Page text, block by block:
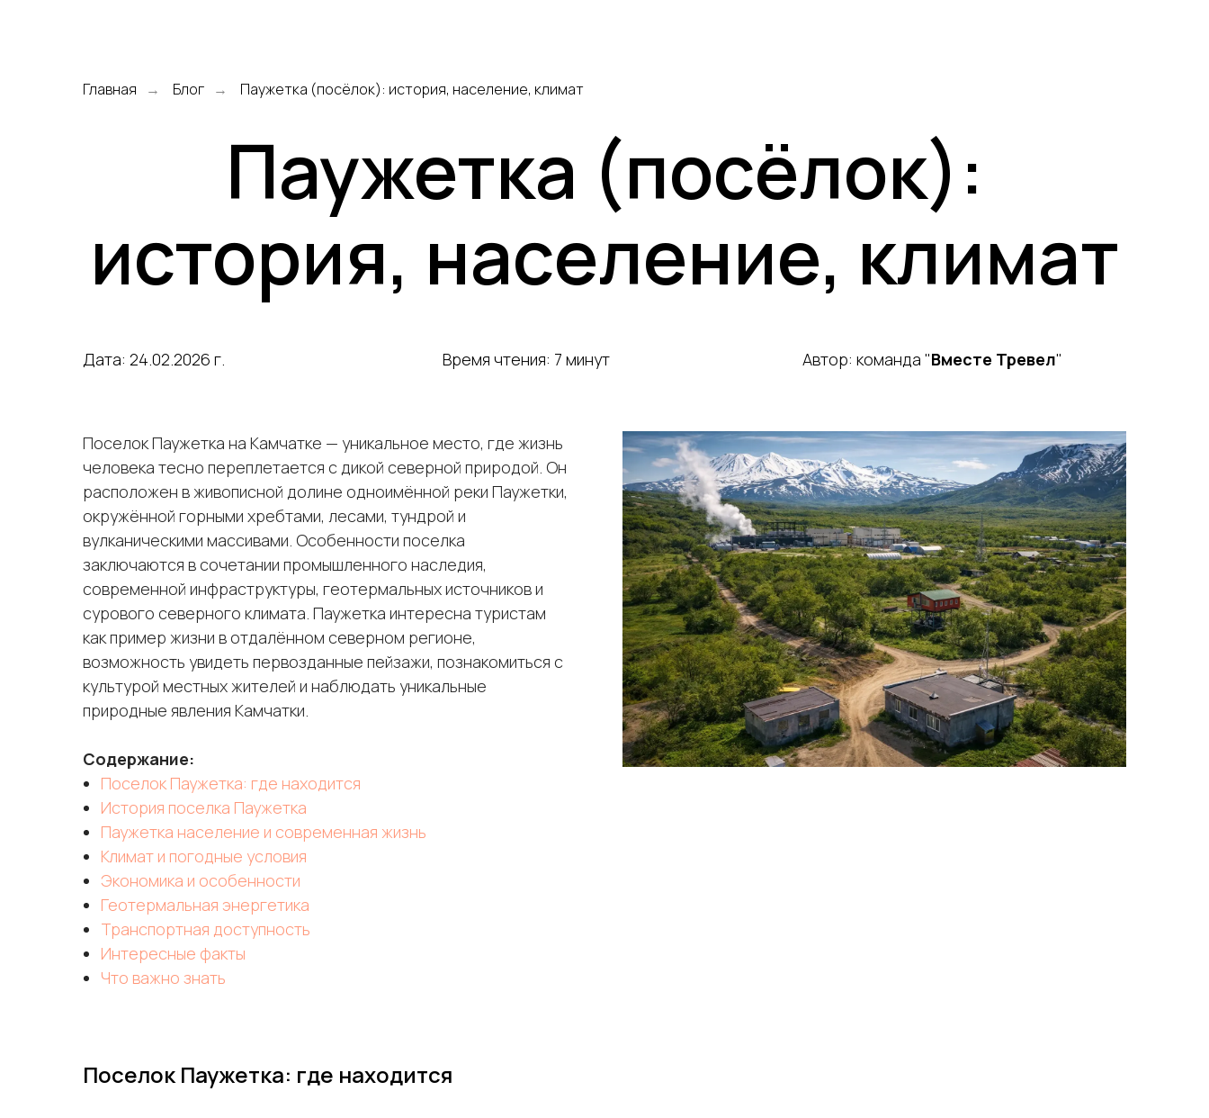
Все направления
Главная → Блог → Паужетка (посёлок): история, население, климат
Паужетка (посёлок):
история, население, климат
Дата: 24.02.2026 г. Время чтения: 7 минут Автор: команда "Вместе Тревел"
Поселок Паужетка на Камчатке — уникальное место, где жизнь
человека тесно переплетается с дикой северной природой. Он
расположен в живописной долине одноимённой реки Паужетки,
окружённой горными хребтами, лесами, тундрой и
вулканическими массивами. Особенности поселка
заключаются в сочетании промышленного наследия,
современной инфраструктуры, геотермальных источников и
сурового северного климата. Паужетка интересна туристам
как пример жизни в отдалённом северном регионе,
возможность увидеть первозданные пейзажи, познакомиться с
культурой местных жителей и наблюдать уникальные
природные явления Камчатки.
Содержание:
Поселок Паужетка: где находится
История поселка Паужетка
Паужетка население и современная жизнь
Климат и погодные условия
Экономика и особенности
Геотермальная энергетика
Транспортная доступность
Интересные факты
Что важно знать
Поселок Паужетка: где находится